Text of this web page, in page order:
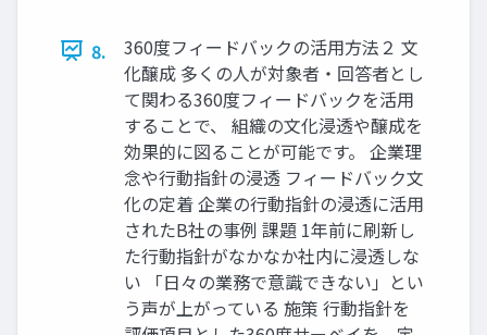
8.
360度フィードバックの活用方法２ 文
化醸成 多くの人が対象者・回答者とし
て関わる360度フィードバックを活用
することで、 組織の文化浸透や醸成を
効果的に図ることが可能です。 企業理
念や行動指針の浸透 フィードバック文
化の定着 企業の行動指針の浸透に活用
されたB社の事例 課題 1年前に刷新し
た行動指針がなかなか社内に浸透しな
い 「日々の業務で意識できない」とい
う声が上がっている 施策 行動指針を